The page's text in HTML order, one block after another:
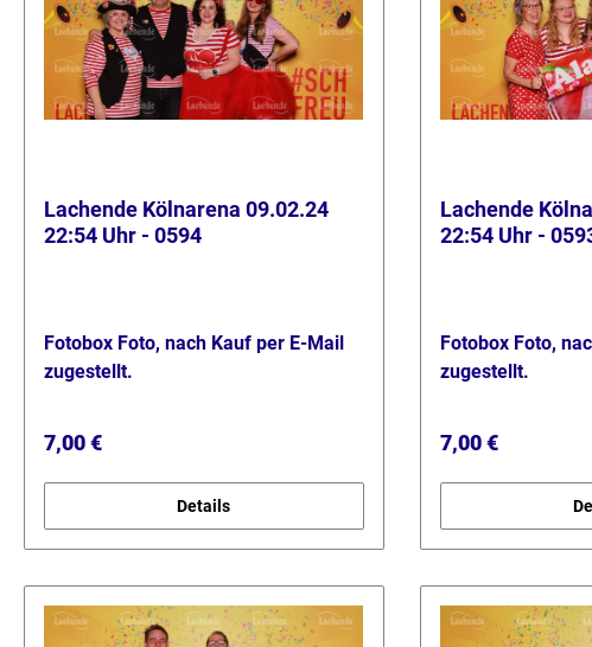
Lachende Kölnarena 09.02.24
22:54 Uhr - 0594
Fotobox Foto, nach Kauf per E-Mail
zugestellt.
Regulärer Preis:
7,00 €
Details
Lachende
22:54 Uhr -
Fotobox Foto,
zugestellt.
Regulärer Preis:
7,00 €